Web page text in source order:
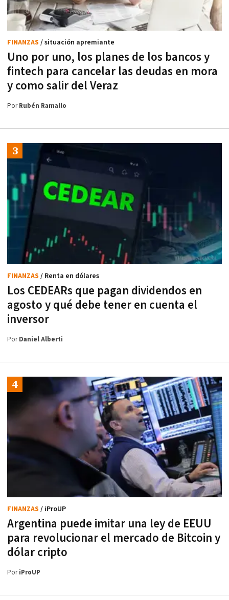
Uno por uno, los planes de los bancos y
fintech para cancelar las deudas en mora
y como salir del Veraz
FINANZAS / situación apremiante
PorRubén Ramallo
Los CEDEARs que pagan dividendos en
agosto y qué debe tener en cuenta el
inversor
FINANZAS / Renta en dólares
PorDaniel Alberti
Argentina puede imitar una ley de EEUU
para revolucionar el mercado de Bitcoin y
dólar cripto
FINANZAS / iProUP
PoriProUP